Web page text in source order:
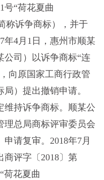
号“荷花夏曲
称诉争商标），并于
年4月1日，惠州市顺某
公司）以诉争商标“连
向原国家工商行政管
）提出撤销申请。
维持诉争商标。顺某公
理总局商标评审委员会
申请复审。2018年7月
商评字〔2018〕第
荷花夏曲